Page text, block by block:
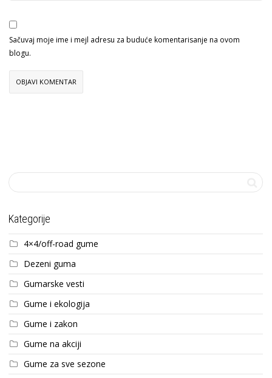
Sačuvaj moje ime i mejl adresu za buduće komentarisanje na ovom
blogu.
Kategorije
4×4/off-road gume
Dezeni guma
Gumarske vesti
Gume i ekologija
Gume i zakon
Gume na akciji
Gume za sve sezone